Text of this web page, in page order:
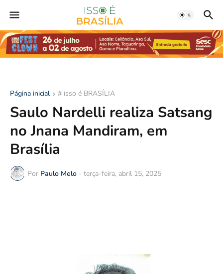
Página inicial # isso é BRASÍLIA
Saulo Nardelli realiza Satsang
no Jnana Mandiram, em
Brasília
Por Paulo Melo - terça-feira, abril 15, 2025